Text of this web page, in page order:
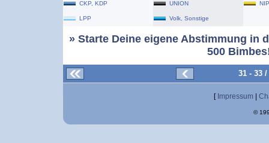
CKP, KDP UNION NIP
LPP Volk, Sonstige
» Starte Deine eigene Abstimmung in
500
31 - 33
[ Impressum
©